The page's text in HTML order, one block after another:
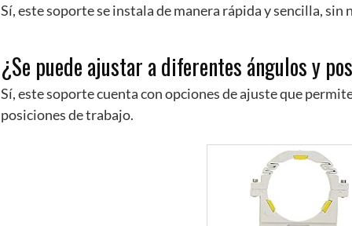
Sí, este soporte se instala de manera rápida y sencilla,
¿Se puede ajustar a diferentes ángulos y
Sí, este soporte cuenta con opciones de ajuste que
posiciones de trabajo.